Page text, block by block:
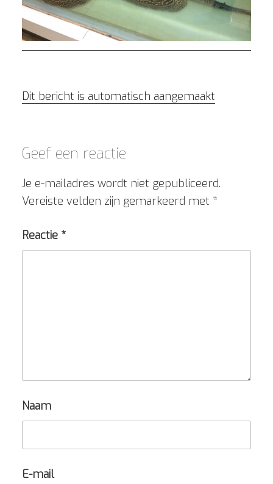
Dit bericht is automatisch aangemaakt
Geef een reactie
Je e-mailadres wordt niet gepubliceerd.
Vereiste velden zijn gemarkeerd met *
Reactie *
Naam
E-mail